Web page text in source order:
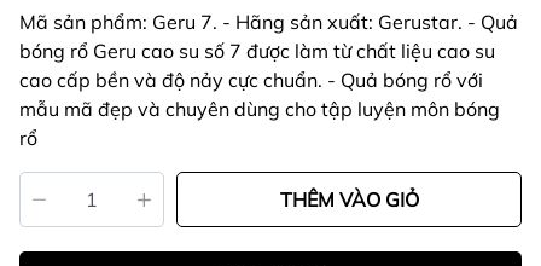
Mã sản phẩm: Geru 7. - Hãng sản xuất: Gerustar. - Quả
bóng rổ Geru cao su số 7 được làm từ chất liệu cao su
cao cấp bền và độ nảy cực chuẩn. - Quả bóng rổ với
mẫu mã đẹp và chuyên dùng cho tập luyện môn bóng
rổ
THÊM VÀO GIỎ